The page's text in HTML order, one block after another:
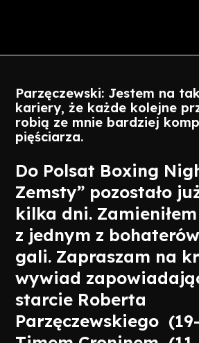
Parzęczewski: Jestem na
kariery, że każde kolejne
robią ze mnie bardziej
pięściarza.
Do Polsat Boxing
Zemsty” pozostało
kilka dni.
z jednym z
gali. Zapraszam na
wywiad
starcie Roberta
Parzęczewskiego